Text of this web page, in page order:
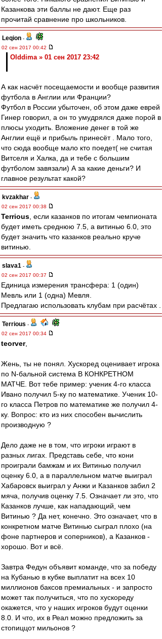
Казанкова эти баллы не дают. Еще раз
прочитай сравнение про школьников.
Leqion -
02 сен 2017 00:42
Olddima » 01 сен 2017 23:42
А как насчёт посещаемости и вообще развития
футбола в Англии или Франции?
Футбол в России убыточен, об этом даже еврей
Гинер говорил, а он то умудрялся даже порой в
плюсы уходить. Вложение денег в той же
Англии ещё и прибыль принесёт . Мало того,
что сюда вообще мало кто поедет( не считая
Витселя и Халка, да и тебе с большим
футболом завязали) А за какие деньги? И
главное результат какой?
kvzakhar -
02 сен 2017 00:38
Terrious , если казанков по итогам чемпионата
будет иметь среднюю 7.5, а витинью 6.0, это
будет значить что казанков реально круче
витинью.
slava1 -
02 сен 2017 00:37
Единица измерения трансфера: 1 (один)
Мевль или 1 (одна) Мевля.
Предлагаю использовать клубам при расчётах .
Terrious -
02 сен 2017 00:34
teorver,
Жень, ты не понял. Хускоред оценивает игрока
по N-бальной система В КОНКРЕТНОМ
МАТЧЕ. Вот тебе пример: ученик 4-го класса
Ивано получил 5-ку по математике. Ученик 10-
го класса Петров по математике же получил 4-
ку. Вопрос: кто из них способен вычислить
производную ?
Дело даже не в том, что игроки играют в
разных лигах. Представь себе, что кони
проиграли бамжам и их Витинью получил
оценку 6.0, а в параллельном матче выиграл
Хабаровск выиграл у Анжи и Казанков забил 2
мяча, получив оценку 7.5. Означает ли это, что
Казанков лучше, как нападающий, чем
Витинью ? Да нет, конечно. Это означает, что в
конкретном матче Витинью сыграл плохо (на
фоне партнеров и соперников), а Казанков -
хорошо. Вот и всё.
Завтра Федун объявит команде, что за победу
на Кубанью в кубке выплатит на всех 10
миллионов баксов премиальных - и запросто
может так получиться, что по хускореду
окажется, что у наших игроков будут оценки
8.0. И что, их в Реал можно предложить за
стопиццот мильонов ?